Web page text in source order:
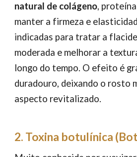
natural de colágeno,
manter a firmeza e
indicadas para tratar a
moderada e melhorar a
longo do tempo. O efeito é
duradouro, deixando o rosto
aspecto revitalizado.
2. Toxina botulínica